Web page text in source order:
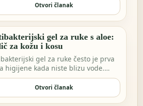
Otvori članak
gel za ruke s aloe:
za kožu i kosu
gel za ruke često je prva
higijene kada niste blizu vode.
…
Otvori članak